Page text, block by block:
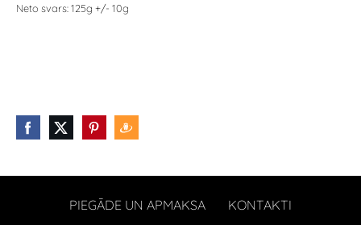
Neto svars: 125g +/- 10g
PIEGĀDE UN APMAKSA KONTAKTI